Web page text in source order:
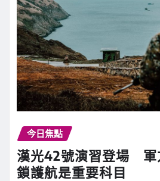
今日焦點
漢光42號演習登場 軍
鎖護航是重要科目